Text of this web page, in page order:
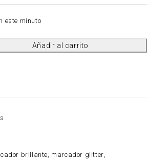
este minuto
Añadir al carrito
brillante marcador glitter